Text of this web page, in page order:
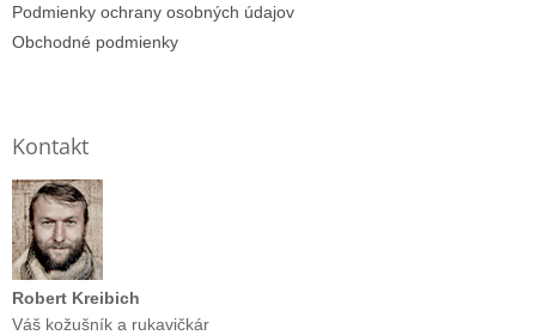
Podmienky ochrany osobných údajov
Obchodné podmienky
Kontakt
Robert Kreibich
Váš kožušník a rukavičkár